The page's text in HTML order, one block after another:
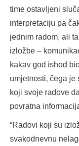
time ostavljeni
interpretaciju pa
jednim radom, ali
izložbe –
kakav god ishod
umjetnosti, čega je
koji svoje radove
povratna
“Radovi koji su
svakodnevnu